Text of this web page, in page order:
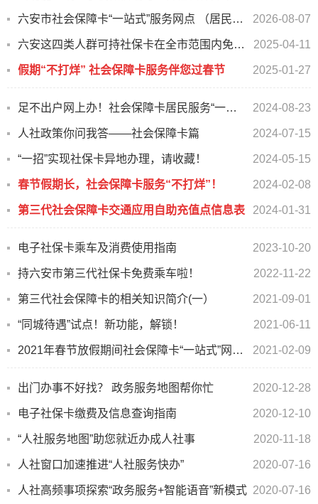
六安市社会保障卡“一站式”服务网点 （居民服务一卡通服务网点） 2026-08-07
六安这四类人群可持社保卡在全市范围内免费乘坐公交 2025-04-11
假期“不打烊” 社会保障卡服务伴您过春节 2025-01-27
足不出户网上办！社会保障卡居民服务“一件事”六安专区上线啦 2024-08-23
人社政策你问我答——社会保障卡篇 2024-07-15
“一招”实现社保卡异地办理，请收藏！ 2024-05-15
春节假期长，社会保障卡服务“不打烊”！ 2024-02-08
第三代社会保障卡交通应用自助充值点信息表 2024-01-31
电子社保卡乘车及消费使用指南 2023-10-20
持六安市第三代社保卡免费乘车啦！ 2022-11-22
第三代社会保障卡的相关知识简介(一） 2021-09-01
“同城待遇”试点！新功能，解锁！ 2021-06-11
2021年春节放假期间社会保障卡“一站式”网点服务时间表(2月11日-2月17日) 2021-02-09
出门办事不好找？ 政务服务地图帮你忙 2020-12-28
电子社保卡缴费及信息查询指南 2020-12-10
“人社服务地图”助您就近办成人社事 2020-11-18
人社窗口加速推进“人社服务快办” 2020-07-16
人社高频事项探索“政务服务+智能语音”新模式 2020-07-16